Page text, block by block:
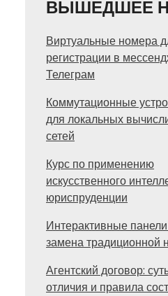
ВЫШЕДШЕЕ
Виртуальные номера
регистрации в
Телеграм
Коммутационные
для локальных
сетей
Курс по применению
искусственного
юриспруденции
Интерактивные панели
замена традиционной
Агентский договор:
отличия и правила